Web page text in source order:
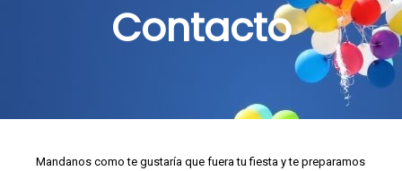
Contacto
Mandanos como te gustaría que fuera tu fiesta y te preparamos